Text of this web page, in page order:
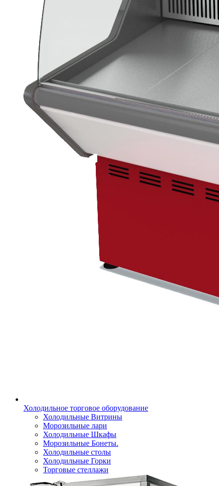
Холодильное торговое оборудование
Холодильные Витрины
Морозильные лари
Холодильные Шкафы
Морозильные Бонеты.
Холодильные столы
Холодильные Горки
Торговые стеллажи